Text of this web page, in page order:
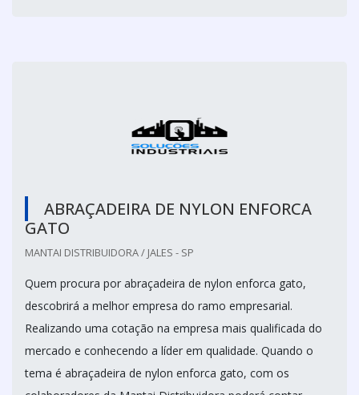
ABRAÇADEIRA DE NYLON ENFORCA
GATO
MANTAI DISTRIBUIDORA / JALES - SP
Quem procura por abraçadeira de nylon enforca gato,
descobrirá a melhor empresa do ramo empresarial.
Realizando uma cotação na empresa mais qualificada do
mercado e conhecendo a líder em qualidade. Quando o
tema é abraçadeira de nylon enforca gato, com os